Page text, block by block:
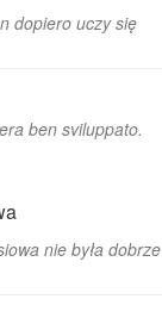
dopiero uczy się
ben sviluppato.
nie była dobrze